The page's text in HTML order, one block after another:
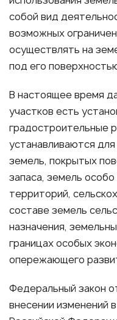
собой вид
возможных
осуществлять на
под его
В настоящее время
участков есть
градостроительные
устанавливаются
земель, покрытых
запаса, земель
территорий,
составе земель
назначения,
границах особых
опережающего
Федеральный закон
внесении изменений